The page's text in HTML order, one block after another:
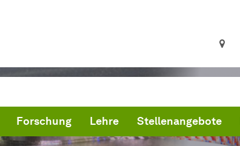
Forschung Lehre Stellenangebote